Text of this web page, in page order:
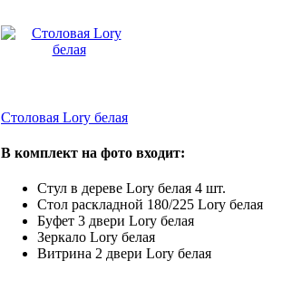
Столовая Lory белая
В комплект на фото входит:
Стул в дереве Lory белая 4 шт.
Стол раскладной 180/225 Lory белая
Буфет 3 двери Lory белая
Зеркало Lory белая
Витрина 2 двери Lory белая